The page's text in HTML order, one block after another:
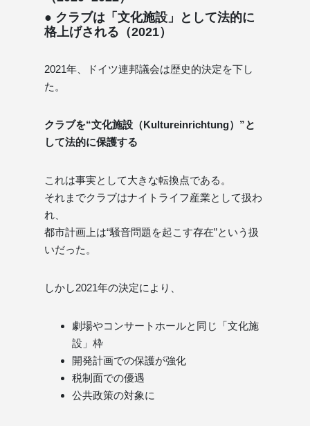
● クラブは「文化施設」として法的に
格上げされる（2021）
2021年、ドイツ連邦議会は歴史的決定を下し
た。
クラブを“文化施設（Kultureinrichtung）”と
して法的に保護する
これは事実として大きな転換点である。
それまでクラブはナイトライフ産業として扱わ
れ、
都市計画上は“騒音問題を起こす存在”という扱
いだった。
しかし2021年の決定により、
劇場やコンサートホールと同じ「文化施
設」枠
開発計画での保護が強化
税制面での優遇
公共政策の対象に